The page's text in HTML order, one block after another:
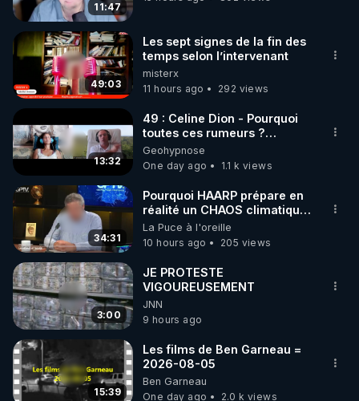
code : REGENERE10
▶ 30 jours gratuit sur l’application de méditation et
de bien-être ENVOL :
Rendez-vous sur https://www.envol.app/code
le code : REGENERE
11:47
49:03
Les sept signes de la fin des
temps selon l’intervenant
misterx
11 hours ago
292 views
13:32
49 : Celine Dion - Pourquoi
toutes ces rumeurs ?
Enquête sous hypnose
Geohypnose
One day ago
1.1 k views
34:31
Pourquoi HAARP prépare en
réalité un CHAOS climatique,
on répond
La Puce à l'oreille
10 hours ago
205 views
3:00
JE PROTESTE
VIGOUREUSEMENT
JNN
9 hours ago
15:39
Les films de Ben Garneau =
2026-08-05
Ben Garneau
One day ago
2.0 k views